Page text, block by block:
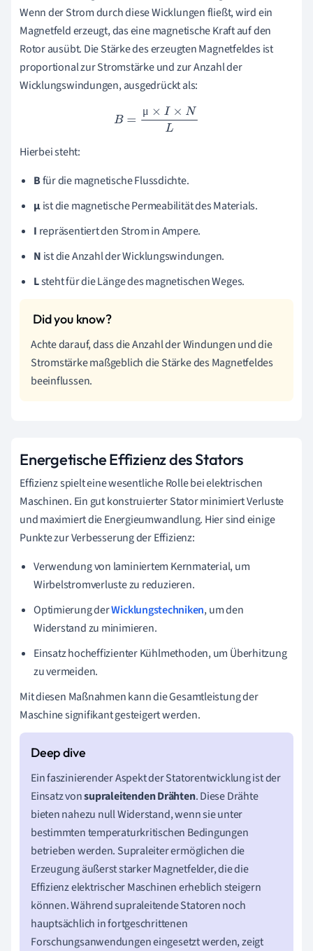
Wenn der Strom durch diese Wicklungen fließt, wird ein
Magnetfeld erzeugt, das eine magnetische Kraft auf den
Rotor ausübt. Die Stärke des erzeugten Magnetfeldes ist
proportional zur Stromstärke und zur Anzahl der
Wicklungswindungen, ausgedrückt als:
μ
B =μ ×I ×N L
Hierbei steht:
Bfür die magnetische Flussdichte.
μist die magnetische Permeabilität des Materials.
I repräsentiert den Strom in Ampere.
N ist die Anzahl der Wicklungswindungen.
Lsteht für die Länge des magnetischen Weges.
Achte darauf, dass die Anzahl der Windungen und die
Stromstärke maßgeblich die Stärke des Magnetfeldes
beeinflussen.
Energetische Effizienz des Stators
Effizienz spielt eine wesentliche Rolle bei elektrischen
Maschinen. Ein gut konstruierter Stator minimiert Verluste
und maximiert die Energieumwandlung. Hier sind einige
Punkte zur Verbesserung der Effizienz:
Verwendung von laminiertem Kernmaterial, um
Wirbelstromverluste zu reduzieren.
Optimierung derWicklungstechniken, um den
Widerstand zu minimieren.
Einsatz hocheffizienter Kühlmethoden, um Überhitzung
zu vermeiden.
Mit diesen Maßnahmen kann die Gesamtleistung der
Maschine signifikant gesteigert werden.
Ein faszinierender Aspekt der Statorentwicklung ist der
Einsatz vonsupraleitenden Drähten. Diese Drähte
bieten nahezu null Widerstand, wenn sie unter
bestimmten temperaturkritischen Bedingungen
betrieben werden. Supraleiter ermöglichen die
Erzeugung äußerst starker Magnetfelder, die die
Effizienz elektrischer Maschinen erheblich steigern
können. Während supraleitende Statoren noch
hauptsächlich in fortgeschrittenen
Forschungsanwendungen eingesetzt werden, zeigt